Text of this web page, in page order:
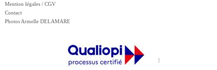
Mention légales / CGV
Contact
Photos Armelle DELAMARE